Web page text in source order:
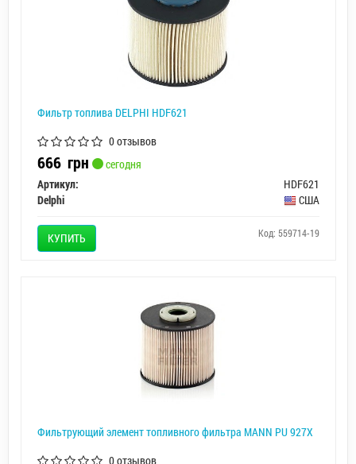
Фильтр топлива DELPHI HDF621
0 отзывов
666 грн
сегодня
Артикул:
HDF621
Delphi
США
КУПИТЬ Код: 559714-19
Фильтрующий элемент топливного фильтра MANN PU 927X
0 отзывов